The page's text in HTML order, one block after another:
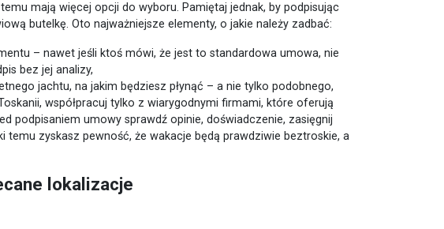
mają więcej opcji do wyboru. Pamiętaj jednak, by podpisując
butelkę. Oto najważniejsze elementy, o jakie należy zadbać:
– nawet jeśli ktoś mówi, że jest to standardowa umowa, nie
bez jej analizy,
jachtu, na jakim będziesz płynąć – a nie tylko podobnego,
współpracuj tylko z wiarygodnymi firmami, które oferują
podpisaniem umowy sprawdź opinie, doświadczenie, zasięgnij
temu zyskasz pewność, że wakacje będą prawdziwie beztroskie, a
lokalizacje